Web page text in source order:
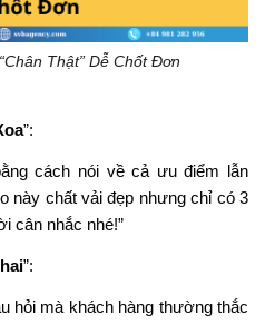
Thật” Dễ Chốt Đơn
”:
cách nói về cả ưu điểm lẫn
này chất vải đẹp nhưng chỉ có 3
cân nhắc nhé!”
”:
hỏi mà khách hàng thường thắc